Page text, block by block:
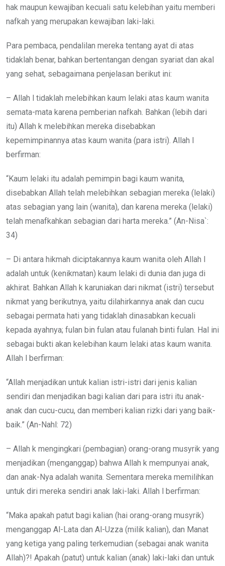
hak maupun kewajiban kecuali satu kelebihan yaitu memberi
nafkah yang merupakan kewajiban laki-laki.
Para pembaca, pendalilan mereka tentang ayat di atas
tidaklah benar, bahkan bertentangan dengan syariat dan akal
yang sehat, sebagaimana penjelasan berikut ini:
– Allah l tidaklah melebihkan kaum lelaki atas kaum wanita
semata-mata karena pemberian nafkah. Bahkan (lebih dari
itu) Allah k melebihkan mereka disebabkan
kepemimpinannya atas kaum wanita (para istri). Allah l
berfirman:
“Kaum lelaki itu adalah pemimpin bagi kaum wanita,
disebabkan Allah telah melebihkan sebagian mereka (lelaki)
atas sebagian yang lain (wanita), dan karena mereka (lelaki)
telah menafkahkan sebagian dari harta mereka.” (An-Nisa`:
34)
– Di antara hikmah diciptakannya kaum wanita oleh Allah l
adalah untuk (kenikmatan) kaum lelaki di dunia dan juga di
akhirat. Bahkan Allah k karuniakan dari nikmat (istri) tersebut
nikmat yang berikutnya, yaitu dilahirkannya anak dan cucu
sebagai permata hati yang tidaklah dinasabkan kecuali
kepada ayahnya; fulan bin fulan atau fulanah binti fulan. Hal ini
sebagai bukti akan kelebihan kaum lelaki atas kaum wanita.
Allah l berfirman:
“Allah menjadikan untuk kalian istri-istri dari jenis kalian
sendiri dan menjadikan bagi kalian dari para istri itu anak-
anak dan cucu-cucu, dan memberi kalian rizki dari yang baik-
baik.” (An-Nahl: 72)
– Allah k mengingkari (pembagian) orang-orang musyrik yang
menjadikan (menganggap) bahwa Allah k mempunyai anak,
dan anak-Nya adalah wanita. Sementara mereka memilihkan
untuk diri mereka sendiri anak laki-laki. Allah l berfirman:
“Maka apakah patut bagi kalian (hai orang-orang musyrik)
menganggap Al-Lata dan Al-Uzza (milik kalian), dan Manat
yang ketiga yang paling terkemudian (sebagai anak wanita
Allah)?! Apakah (patut) untuk kalian (anak) laki-laki dan untuk